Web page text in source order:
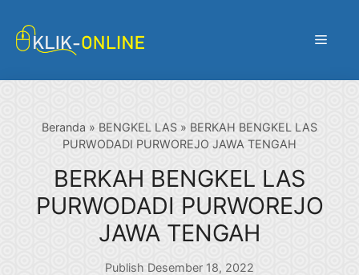
Menu
Beranda » BENGKEL LAS » BERKAH BENGKEL LAS
PURWODADI PURWOREJO JAWA TENGAH
BERKAH BENGKEL LAS
PURWODADI PURWOREJO
JAWA TENGAH
Publish Desember 18, 2022